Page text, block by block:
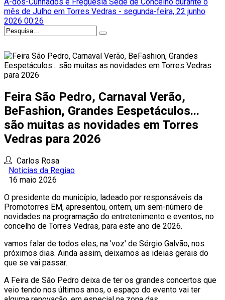
mês de Julho em Torres Vedras - segunda-feira, 22 junho
2026 00:26
Feira São Pedro, Carnaval Verão,
BeFashion, Grandes Eespetáculos...
são muitas as novidades em Torres
Vedras para 2026
Carlos Rosa
Noticias da Regiao
16 maio 2026
O presidente do município, ladeado por responsáveis da
Promotorres EM, apresentou, ontem, um sem-número de
novidades na programação do entretenimento e eventos, no
concelho de Torres Vedras, para este ano de 2026.
vamos falar de todos eles, na 'voz' de Sérgio Galvão, nos
próximos dias. Ainda assim, deixamos as ideias gerais do
que se vai passar.
A Feira de São Pedro deixa de ter os grandes concertos que
veio tendo nos últimos anos, o espaço do evento vai ter